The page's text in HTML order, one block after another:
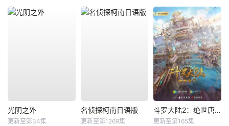
光阴之外
更新至第34集
名侦探柯南日语版
更新至第1269集
斗罗大陆2：绝世唐门
更新至第165集